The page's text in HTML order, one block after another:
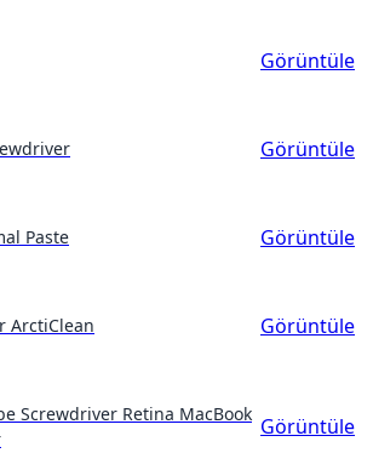
Görüntüle
Görüntüle
Paste Görüntüle
ArctiClean Görüntüle
Screwdriver Retina MacBook Görüntüle